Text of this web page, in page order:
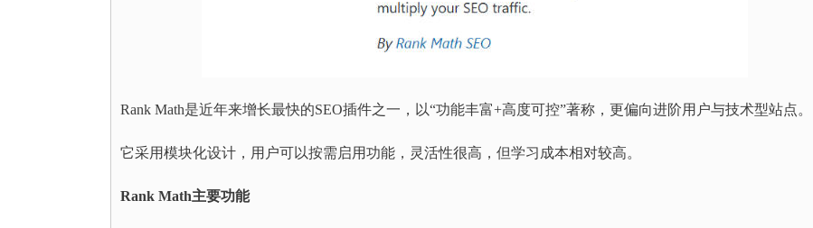
Rank Math是近年来增长最快的SEO插件之一，以“功能丰富+高度可控”著称，更偏向进阶用户与技术型站点。
它采用模块化设计，用户可以按需启用功能，灵活性很高，但学习成本相对较高。
Rank Math主要功能